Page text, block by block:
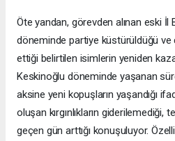
Öte yandan, görevden alınan eski İl
döneminde partiye küstürüldüğü
ettiği belirtilen isimlerin yeniden
Keskinoğlu döneminde yaşanan
aksine yeni kopuşların yaşandığı
oluşan kırgınlıkların giderilemediği,
geçen gün arttığı konuşuluyor.